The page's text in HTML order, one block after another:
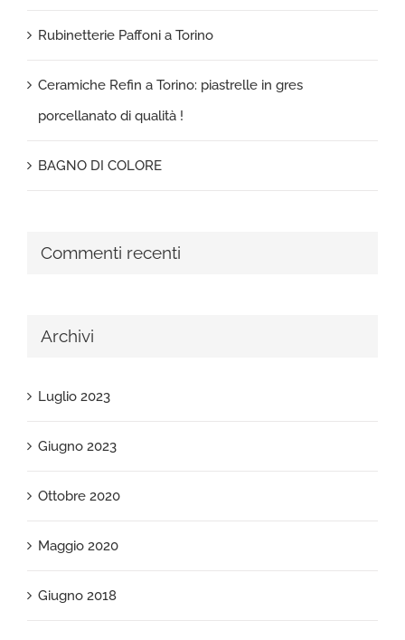
Rubinetterie Paffoni a Torino
Ceramiche Refin a Torino: piastrelle in gres
porcellanato di qualità !
BAGNO DI COLORE
Commenti recenti
Archivi
Luglio 2023
Giugno 2023
Ottobre 2020
Maggio 2020
Giugno 2018